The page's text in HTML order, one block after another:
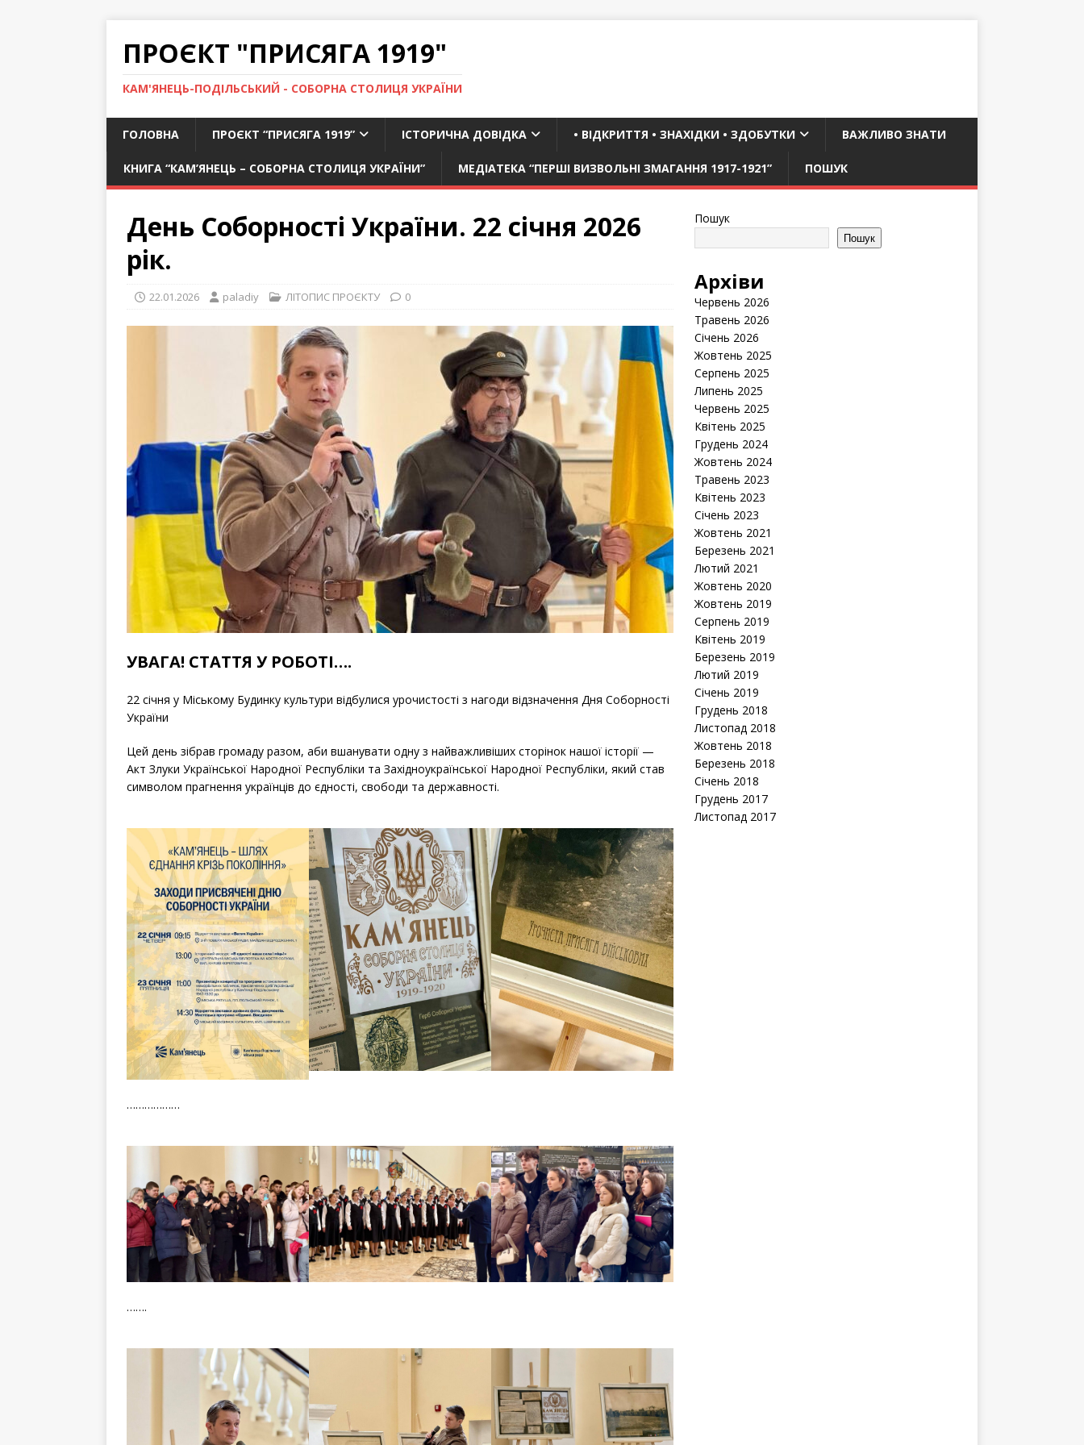
ПРОЄКТ "ПРИСЯГА 1919"
КАМ'ЯНЕЦЬ-ПОДІЛЬСЬКИЙ - СОБОРНА СТОЛИЦЯ УКРАЇНИ
ГОЛОВНА ПРОЄКТ “ПРИСЯГА 1919” ІСТОРИЧНА ДОВІДКА • ВІДКРИТТЯ • ЗНАХІДКИ • ЗДОБУТКИ ВАЖЛИВО ЗНАТИ
КНИГА “КАМ’ЯНЕЦЬ – СОБОРНА СТОЛИЦЯ УКРАЇНИ” МЕДІАТЕКА “ПЕРШІ ВИЗВОЛЬНІ ЗМАГАННЯ 1917-1921” ПОШУК
День Соборності України. 22 січня 2026
рік.
22.01.2026 paladiy ЛІТОПИС ПРОЄКТУ 0
УВАГА! СТАТТЯ У РОБОТІ….
22 січня у Міському Будинку культури відбулися урочистості з нагоди відзначення Дня Соборності
України
Цей день зібрав громаду разом, аби вшанувати одну з найважливіших сторінок нашої історії —
Акт Злуки Української Народної Республіки та Західноукраїнської Народної Республіки, який став
символом прагнення українців до єдності, свободи та державності.
………………
…….
Пошук
Пошук
Архіви
Червень 2026
Травень 2026
Січень 2026
Жовтень 2025
Серпень 2025
Липень 2025
Червень 2025
Квітень 2025
Грудень 2024
Жовтень 2024
Травень 2023
Квітень 2023
Січень 2023
Жовтень 2021
Березень 2021
Лютий 2021
Жовтень 2020
Жовтень 2019
Серпень 2019
Квітень 2019
Березень 2019
Лютий 2019
Січень 2019
Грудень 2018
Листопад 2018
Жовтень 2018
Березень 2018
Січень 2018
Грудень 2017
Листопад 2017